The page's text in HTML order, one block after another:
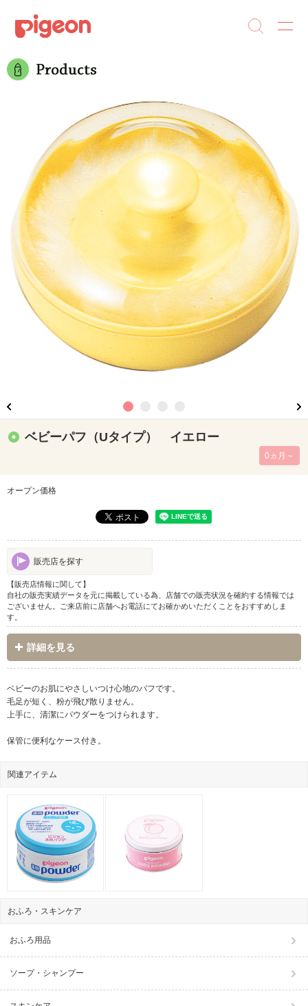
ベビーパフ（Uタイプ） イエロー
0ヵ月～
オープン価格
販売店を探す
【販売店情報に関して】
自社の販売実績データを元に掲載している為、店舗での販売状況を確約する情報では
ございません。ご来店前に店舗へお電話にてお確かめいただくことをおすすめしま
す。
詳細を見る
ベビーのお肌にやさしいつけ心地のパフです。
毛足が短く、粉が飛び散りません。
上手に、清潔にパウダーをつけられます。
保管に便利なケース付き。
関連アイテム
おふろ・スキンケア
おふろ用品
ソープ・シャンプー